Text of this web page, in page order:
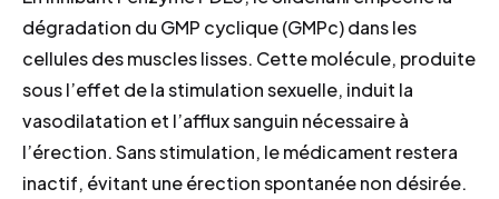
dégradation du GMP cyclique (GMPc) dans les
cellules des muscles lisses. Cette molécule, produite
sous l’effet de la stimulation sexuelle, induit la
vasodilatation et l’afflux sanguin nécessaire à
l’érection. Sans stimulation, le médicament restera
inactif, évitant une érection spontanée non désirée.